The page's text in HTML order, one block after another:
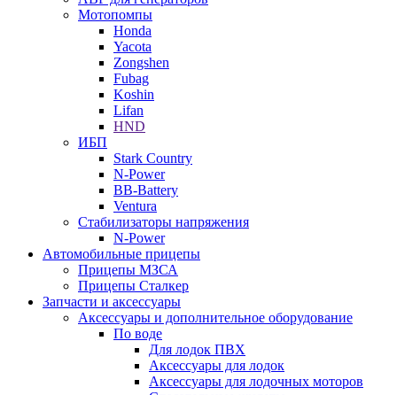
Мотопомпы
Honda
Yacota
Zongshen
Fubag
Koshin
Lifan
HND
ИБП
Stark Country
N-Power
BB-Battery
Ventura
Стабилизаторы напряжения
N-Power
Автомобильные прицепы
Прицепы МЗСА
Прицепы Сталкер
Запчасти и аксессуары
Аксессуары и дополнительное оборудование
По воде
Для лодок ПВХ
Аксессуары для лодок
Аксессуары для лодочных моторов